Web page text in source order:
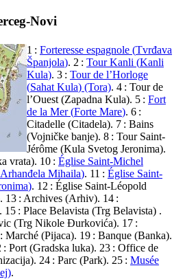
Novi
1 : Forteresse espagnole (Tvrđava
Španjola). 2 : Tour Kanli (Kanli
Kula). 3 : Tour de l’Horloge
(Sahat Kula) (Tora). 4 : Tour de
l’Ouest (Zapadna Kula). 5 : Fort
de la Mer (Forte Mare). 6 :
Citadelle (Citadela). 7 : Bains
(Vojničke banje). 8 : Tour Saint-
Jérôme (Kula Svetog Jeronima).
vrata). 10 : Église Saint-Michel
Mihaila). 11 : Église Saint-
). 12 : Église Saint-Léopold
13 : Archives (Arhiv). 14 :
15 : Place Belavista (Trg Belavista) .
(Trg Nikole Đurkovića). 17 :
Marché (Pijaca). 19 : Banque (Banka).
: Port (Gradska luka). 23 : Office de
). 24 : Parc (Park). 25 : Musée
).